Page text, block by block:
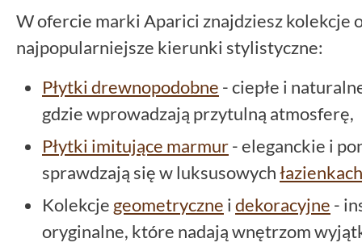
W ofercie marki Aparici znajdziesz kolekcje
najpopularniejsze kierunki stylistyczne:
Płytki drewnopodobne - ciepłe i
gdzie wprowadzają przytulną atmosferę,
Płytki imitujące marmur- eleganckie i
sprawdzają się w luksusowychłazienkach
Kolekcje geometryczne idekoracyjne -
oryginalne, które nadają wnętrzom